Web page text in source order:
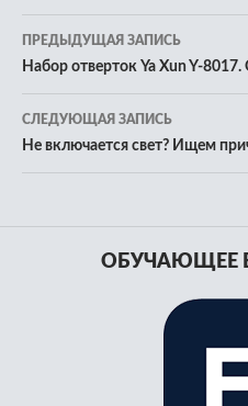
Навигация
по
записям
ПРЕДЫДУЩАЯ ЗАПИСЬ
Набор отверток Ya Xun Y-8017.
СЛЕДУЮЩАЯ ЗАПИСЬ
Не включается свет? Ищем
ОБУЧАЮЩЕЕ